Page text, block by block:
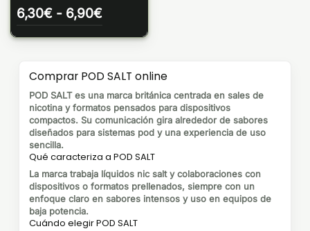
6,30€ - 6,90€Rango
de
precios:
hasta
6,90€
Comprar POD SALT online
POD SALT es una marca británica centrada en sales de
nicotina y formatos pensados para dispositivos
compactos. Su comunicación gira alrededor de sabores
diseñados para sistemas pod y una experiencia de uso
sencilla.
Qué caracteriza a POD SALT
La marca trabaja líquidos nic salt y colaboraciones con
dispositivos o formatos prellenados, siempre con un
enfoque claro en sabores intensos y uso en equipos de
baja potencia.
Cuándo elegir POD SALT